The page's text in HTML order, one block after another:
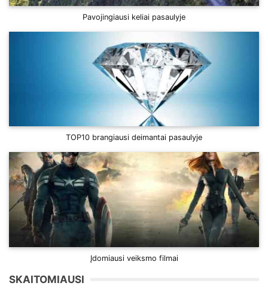
Pavojingiausi keliai pasaulyje
TOP10 brangiausi deimantai pasaulyje
Įdomiausi veiksmo filmai
SKAITOMIAUSI